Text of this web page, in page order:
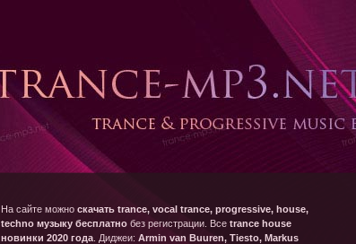
На сайте можно скачать trance, vocal trance, progressive, house,
techno музыку бесплатно без регистрации. Все trance house
новинки 2020 года . Диджеи: Armin van Buuren, Tiesto, Markus